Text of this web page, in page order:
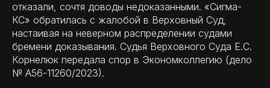
отказали, сочтя доводы недоказанными. «Сигма-
КС» обратилась с жалобой в Верховный Суд,
настаивая на неверном распределении судами
бремени доказывания. Судья Верховного Суда Е.С.
Корнелюк передала спор в Экономколлегию (дело
№ А56-11260/2023).